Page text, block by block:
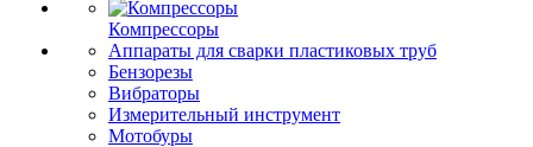
Компрессоры
Аппараты для сварки пластиковых труб
Бензорезы
Вибраторы
Измерительный инструмент
Мотобуры